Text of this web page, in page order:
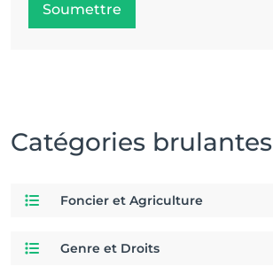
Soumettre
Catégories brulantes
Foncier et Agriculture
Genre et Droits